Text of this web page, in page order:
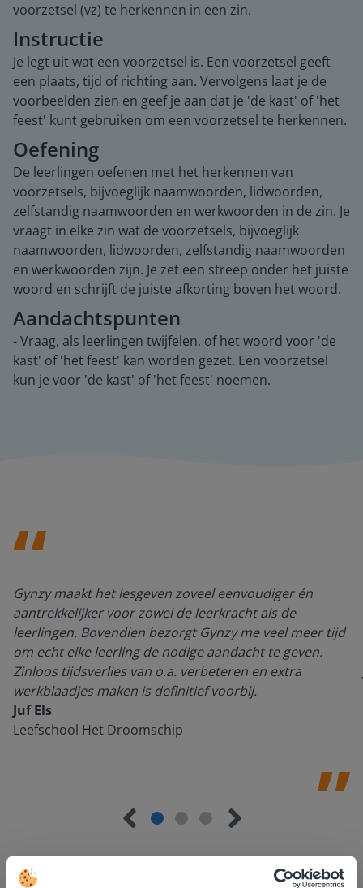
voorzetsel (vz) te herkennen in een zin.
Instructie
Je legt uit wat een voorzetsel is. Een voorzetsel geeft
een plaats, tijd of richting aan. Vervolgens laat je de
voorbeelden zien en geef je aan dat je 'de kast' of 'het
feest' kunt gebruiken om een voorzetsel te herkennen.
Oefening
De leerlingen oefenen met het herkennen van
voorzetsels, bijvoeglijk naamwoorden, lidwoorden,
zelfstandig naamwoorden en werkwoorden in de zin. Je
vraagt in elke zin wat de voorzetsels, bijvoeglijk
naamwoorden, lidwoorden, zelfstandig naamwoorden
en werkwoorden zijn. Je zet een streep onder het juiste
woord en schrijft de juiste afkorting boven het woord.
Aandachtspunten
- Vraag, als leerlingen twijfelen, of het woord voor 'de
kast' of 'het feest' kan worden gezet. Een voorzetsel
kun je voor 'de kast' of 'het feest' noemen.
Gynzy maakt het lesgeven zoveel eenvoudiger én
aantrekkelijker voor zowel de leerkracht als de
leerlingen. Bovendien bezorgt Gynzy me veel meer tijd
om echt elke leerling de nodige aandacht te geven.
Zinloos tijdsverlies van o.a. verbeteren en extra
werkblaadjes maken is definitief voorbij.
Juf Els
Leefschool Het Droomschip